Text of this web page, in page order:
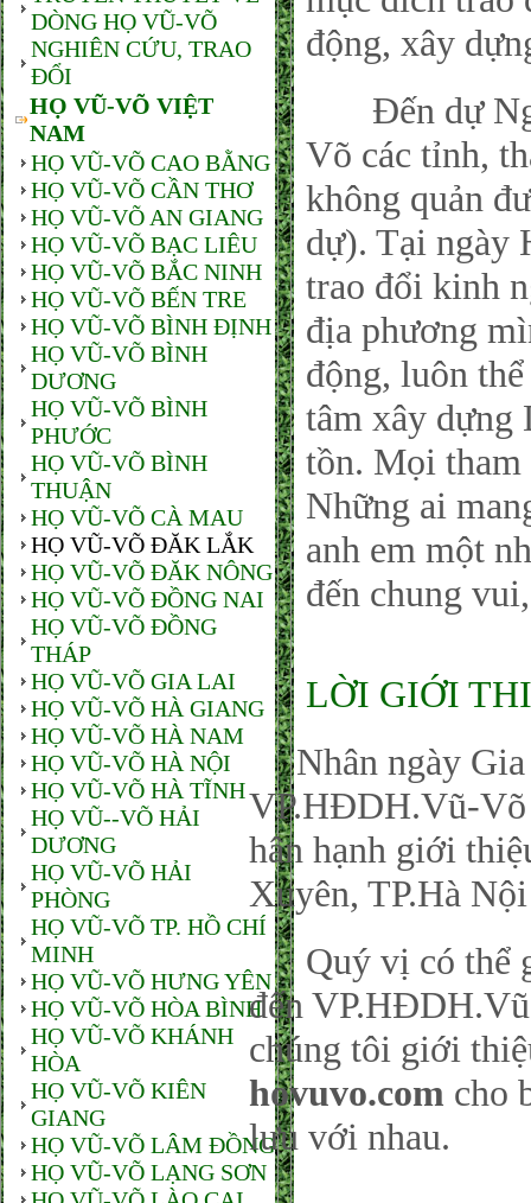
DÒNG HỌ VŨ-VÕ
NGHIÊN CỨU, TRAO
ĐỔI
HỌ VŨ-VÕ VIỆT
NAM
HỌ VŨ-VÕ CAO BẰNG
HỌ VŨ-VÕ CẦN THƠ
HỌ VŨ-VÕ AN GIANG
HỌ VŨ-VÕ BẠC LIÊU
HỌ VŨ-VÕ BẮC NINH
HỌ VŨ-VÕ BẾN TRE
HỌ VŨ-VÕ BÌNH ĐỊNH
HỌ VŨ-VÕ BÌNH
DƯƠNG
HỌ VŨ-VÕ BÌNH
PHƯỚC
HỌ VŨ-VÕ BÌNH
THUẬN
HỌ VŨ-VÕ CÀ MAU
HỌ VŨ-VÕ ĐĂK LẮK
HỌ VŨ-VÕ ĐĂK NÔNG
HỌ VŨ-VÕ ĐỒNG NAI
HỌ VŨ-VÕ ĐỒNG
THÁP
HỌ VŨ-VÕ GIA LAI
HỌ VŨ-VÕ HÀ GIANG
HỌ VŨ-VÕ HÀ NAM
HỌ VŨ-VÕ HÀ NỘI
HỌ VŨ-VÕ HÀ TĨNH
HỌ VŨ--VÕ HẢI
DƯƠNG
HỌ VŨ-VÕ HẢI
PHÒNG
HỌ VŨ-VÕ TP. HỒ CHÍ
MINH
HỌ VŨ-VÕ HƯNG YÊN
HỌ VŨ-VÕ HÒA BÌNH
HỌ VŨ-VÕ KHÁNH
HÒA
HỌ VŨ-VÕ KIÊN
GIANG
HỌ VŨ-VÕ LÂM ĐỒNG
HỌ VŨ-VÕ LẠNG SƠN
động, xây
Đến dự
Võ các tỉnh,
không quản
dự). Tại ngày
trao đổi kinh
địa phương
động, luôn
tâm xây dựng
tồn. Mọi tham
Những ai
anh em một
đến chung
LỜI GIỚI
Nhân ngày Gia
VP.HĐDH.Vũ-Võ
hân hạnh giới
Xuyên, TP.Hà
Quý vị có thể
đến
chúng tôi giới
hovuvo.com cho
lưu với nhau.